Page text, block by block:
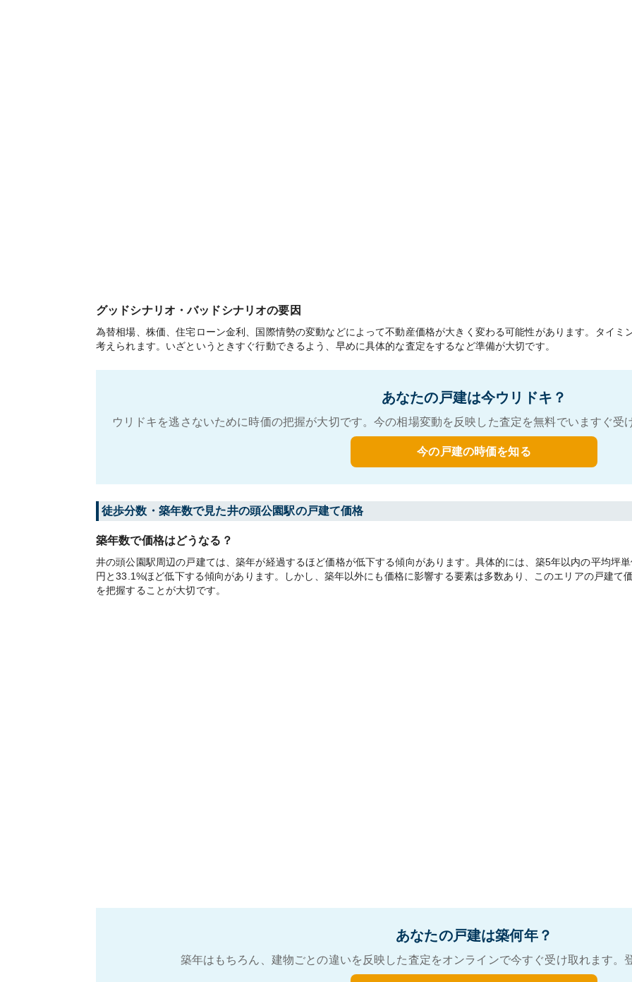
グッドシナリオ・バッドシナリオの要因
為替相場、株価、住宅ローン金利、国際情勢の変動などによって不動産価格が大きく変わる可能性があります。タイミ
考えられます。いざというときすぐ行動できるよう、早めに具体的な査定をするなど準備が大切です。
あなたの戸建は今ウリドキ？
ウリドキを逃さないために時価の把握が大切です。今の相場変動を反映した査定を無料でいますぐ
今の戸建の時価を知る
徒歩分数・築年数で見た井の頭公園駅の戸建て価格
築年数で価格はどうなる？
井の頭公園駅周辺の戸建ては、築年が経過するほど価格が低下する傾向があります。具体的には、築5年以内の平均坪
円と33.1%ほど低下する傾向があります。しかし、築年以外にも価格に影響する要素は多数あり、このエリアの戸建て
を把握することが大切です。
あなたの戸建は築何年？
築年はもちろん、建物ごとの違いを反映した査定をオンラインで今すぐ受け取れます。